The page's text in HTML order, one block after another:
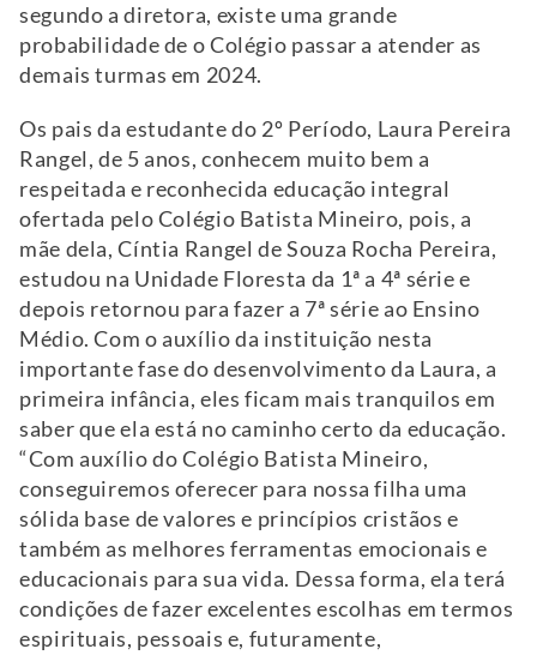
segundo a diretora, existe uma grande
probabilidade de o Colégio passar a atender as
demais turmas em 2024.
Os pais da estudante do 2º Período, Laura Pereira
Rangel, de 5 anos, conhecem muito bem a
respeitada e reconhecida educação integral
ofertada pelo Colégio Batista Mineiro, pois, a
mãe dela, Cíntia Rangel de Souza Rocha Pereira,
estudou na Unidade Floresta da 1ª a 4ª série e
depois retornou para fazer a 7ª série ao Ensino
Médio. Com o auxílio da instituição nesta
importante fase do desenvolvimento da Laura, a
primeira infância, eles ficam mais tranquilos em
saber que ela está no caminho certo da educação.
“Com auxílio do Colégio Batista Mineiro,
conseguiremos oferecer para nossa filha uma
sólida base de valores e princípios cristãos e
também as melhores ferramentas emocionais e
educacionais para sua vida. Dessa forma, ela terá
condições de fazer excelentes escolhas em termos
espirituais, pessoais e, futuramente,